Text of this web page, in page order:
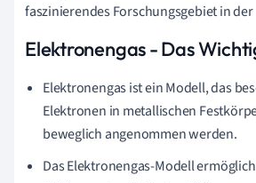
faszinierendes Forschungsgebiet in der
Elektronengas - Das
Elektronengas ist ein Modell, das
Elektronen in metallischen
beweglich angenommen werden.
Das Elektronengas-Modell